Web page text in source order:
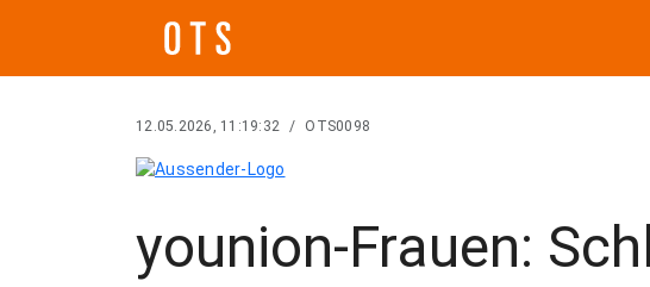
12.05.2026, 11:19:32 / OTS0098
younion-Frauen: